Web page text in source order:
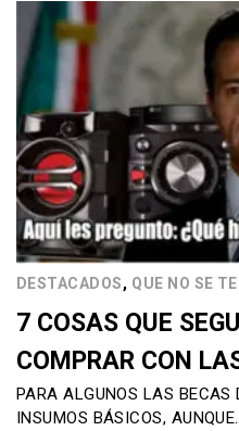
DESTACADOS, QUE NO SE
7 COSAS QUE
COMPRAR CON
PARA ALGUNOS LAS BECAS
INSUMOS BÁSICOS,